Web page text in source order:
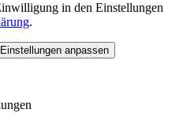
in den Einstellungen
.
Einstellungen anpassen